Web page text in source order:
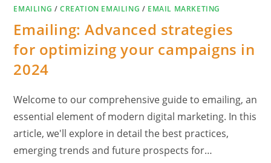
EMAILING /CREATION EMAILING / EMAIL MARKETING
Emailing: Advanced strategies
for optimizing your campaigns in
2024
Welcome to our comprehensive guide to emailing, an
essential element of modern digital marketing. In this
article, we'll explore in detail the best practices,
emerging trends and future prospects for…